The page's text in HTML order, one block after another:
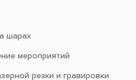
шарах
мероприятий
резки и гравировки